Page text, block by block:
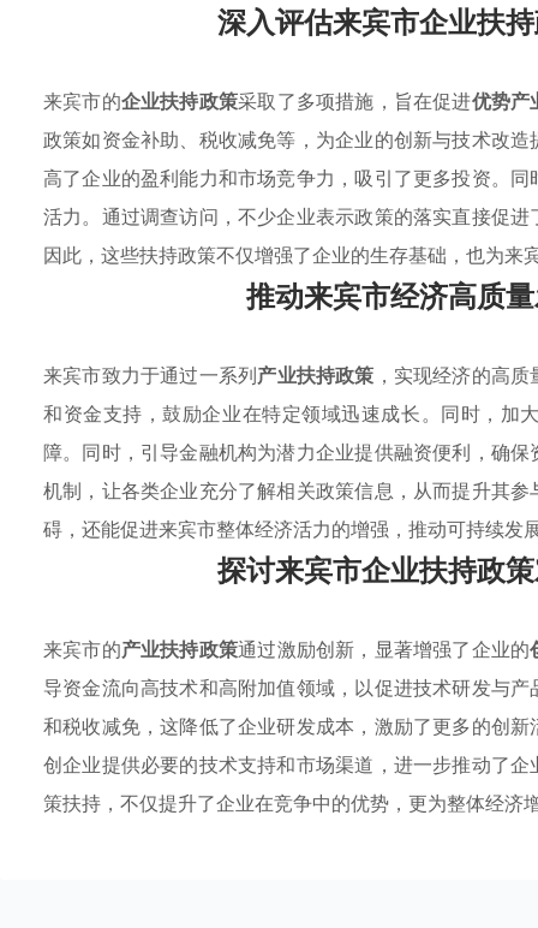
深入评估来宾市企业扶
来宾市的企业扶持政策采取了多项措施，旨在促进优势产
政策如资金补助、税收减免等，为企业的创新与技术改
高了企业的盈利能力和市场竞争力，吸引了更多投资。
活力。通过调查访问，不少企业表示政策的落实直接促
因此，这些扶持政策不仅增强了企业的生存基础，也为来
推动来宾市经济高质
来宾市致力于通过一系列产业扶持政策 ，实现经济的高
和资金支持，鼓励企业在特定领域迅速成长。同时，加
障。同时，引导金融机构为潜力企业提供融资便利，确
机制，让各类企业充分了解相关政策信息，从而提升其
碍，还能促进来宾市整体经济活力的增强，推动可持续发
探讨来宾市企业扶持政
来宾市的产业扶持政策通过激励创新，显著增强了企业的
导资金流向高技术和高附加值领域，以促进技术研发与
和税收减免，这降低了企业研发成本，激励了更多的创
创企业提供必要的技术支持和市场渠道，进一步推动了
策扶持，不仅提升了企业在竞争中的优势，更为整体经济